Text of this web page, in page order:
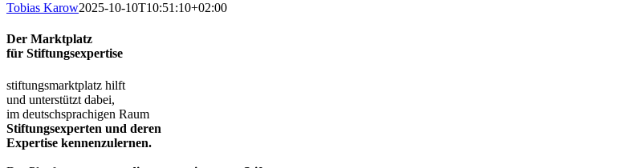
Tobias Karow2025-10-10T10:51:10+02:00
Der Marktplatz
für Stiftungsexpertise
stiftungsmarktplatz hilft
und unterstützt dabei,
im deutschsprachigen Raum
Stiftungsexperten und deren
Expertise kennenzulernen.